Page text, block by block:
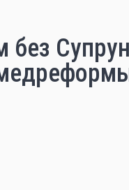
без